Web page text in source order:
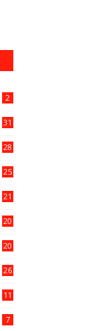
2
31
28
25
21
20
20
26
11
7